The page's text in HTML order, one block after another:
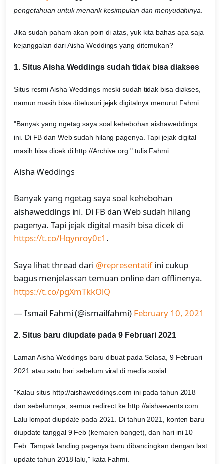
pengetahuan untuk menarik kesimpulan dan menyudahinya.
Jika sudah paham akan poin di atas, yuk kita bahas apa saja
kejanggalan dari Aisha Weddings yang ditemukan?
1. Situs Aisha Weddings sudah tidak bisa diakses
Situs resmi Aisha Weddings meski sudah tidak bisa diakses,
namun masih bisa ditelusuri jejak digitalnya menurut Fahmi.
"Banyak yang ngetag saya soal kehebohan aishaweddings
ini. Di FB dan Web sudah hilang pagenya. Tapi jejak digital
masih bisa dicek di http://Archive.org." tulis Fahmi.
Aisha Weddings
Banyak yang ngetag saya soal kehebohan
aishaweddings ini. Di FB dan Web sudah hilang
pagenya. Tapi jejak digital masih bisa dicek di
https://t.co/Hqynroy0c1 .
Saya lihat thread dari @representatifini cukup
bagus menjelaskan temuan online dan offlinenya.
https://t.co/pgXmTkkOlQ
— Ismail Fahmi (@ismailfahmi) February 10, 2021
2. Situs baru diupdate pada 9 Februari 2021
Laman Aisha Weddings baru dibuat pada Selasa, 9 Februari
2021 atau satu hari sebelum viral di media sosial.
"Kalau situs http://aishaweddings.com ini pada tahun 2018
dan sebelumnya, semua redirect ke http://aishaevents.com.
Lalu lompat diupdate pada 2021. Di tahun 2021, konten baru
diupdate tanggal 9 Feb (kemaren banget), dan hari ini 10
Feb. Tampak landing pagenya baru dibandingkan dengan last
update tahun 2018 lalu," kata Fahmi.